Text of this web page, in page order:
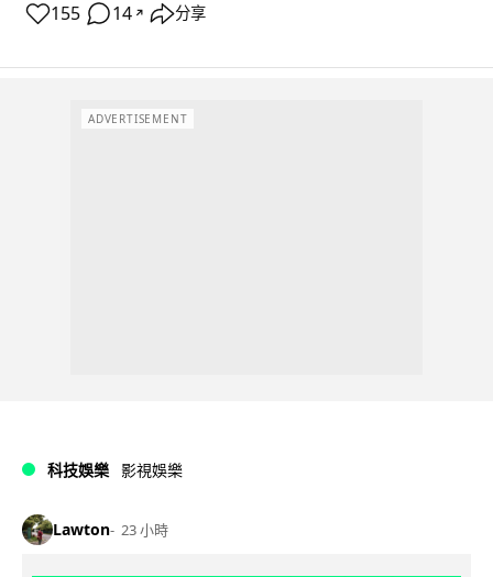
155 14 ↗ 分享
ADVERTISEMENT
科技娛樂 影視娛樂
Lawton 23 小時